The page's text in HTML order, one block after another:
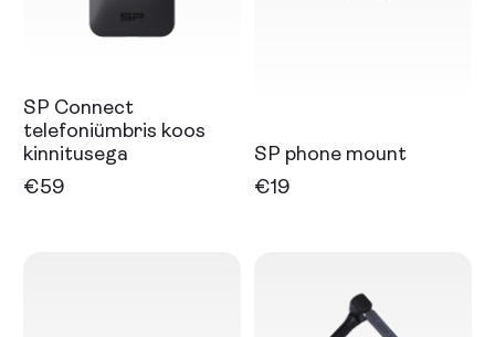
SP Connect
telefoniümbris koos
kinnitusega
€59
SP phone mount
€19
Select